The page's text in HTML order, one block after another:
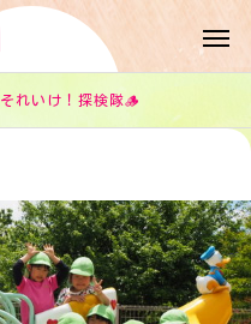
それいけ！探検隊🪵